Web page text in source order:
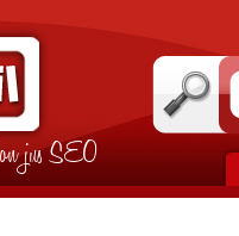
jus SEO